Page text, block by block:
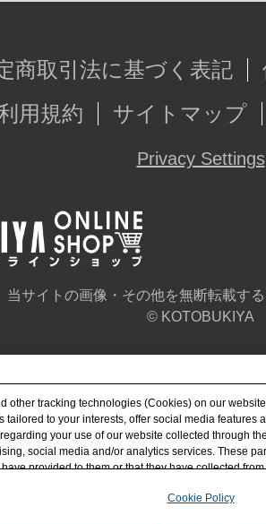
商取引法に基づく表記
用規約
サイトマップ
Privacy Settings
当サイトの画像・その他を無断転載す
© KOTOBUKIYA
other tracking technologies (Cookies) on our
tailored to your interests, offer social media features
your use of our website collected through
social media and/or analytics services. These
provided to them or that they have collected
except for Strictly Necessary Cookies, please
Cookie Policy